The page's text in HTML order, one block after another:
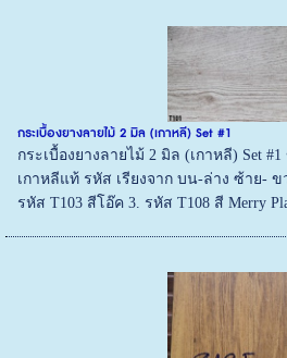
กระเบื้องยางลายไม้ 2 มิล (เกาหลี) Set #1
กระเบื้องยางลายไม้ 2 มิล (เกาหลี) Set
เกาหลีแท้ รหัส เรียงจาก บน-ล่าง ซ้าย- ข
รหัส T103 สีโอ๊ค 3. รหัส T108 สี Merry